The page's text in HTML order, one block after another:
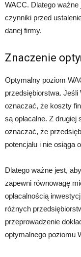
WACC. Dlatego ważne
czynniki przed
danej firmy.
Znaczenie
Optymalny poziom
przedsiębiorstwa.
oznaczać, że koszty
są opłacalne. Z
oznaczać, że
potencjału i nie osiąga
Dlatego ważne jest,
zapewni równowagę
opłacalnością
różnych
przeprowadzenie
optymalnego poziomu